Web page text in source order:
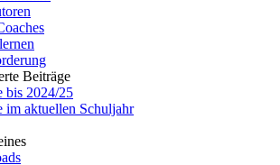
Beiträge
bis 2024/25
im aktuellen Schuljahr